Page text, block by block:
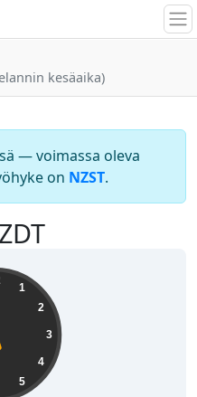
kesäaika)
— voimassa oleva
on NZST.
1
2
3
4
5